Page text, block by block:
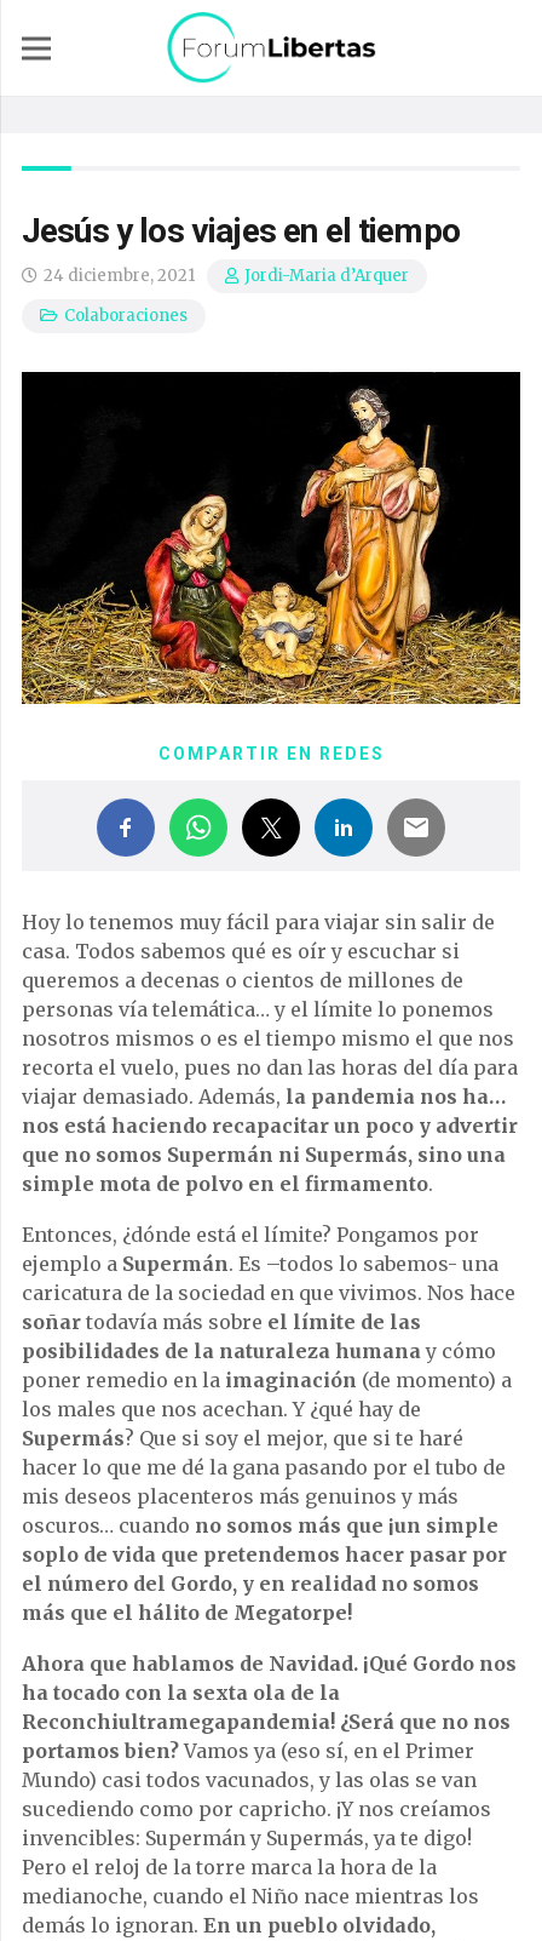
Jesús y los viajes en el tiempo
24 diciembre, 2021
Jordi-Maria d’Arquer
Colaboraciones
COMPARTIR EN REDES
Hoy lo tenemos muy fácil para viajar sin salir de
casa. Todos sabemos qué es oír y escuchar si
queremos a decenas o cientos de millones de
personas vía telemática… y el límite lo ponemos
nosotros mismos o es el tiempo mismo el que nos
recorta el vuelo, pues no dan las horas del día para
viajar demasiado. Además, la pandemia nos ha…
nos está haciendo recapacitar un poco y advertir
que no somos Supermán ni Supermás, sino una
simple mota de polvo en el firmamento.
Entonces, ¿dónde está el límite? Pongamos por
ejemplo a Supermán. Es –todos lo sabemos- una
caricatura de la sociedad en que vivimos. Nos hace
soñar todavía más sobre el límite de las
posibilidades de la naturaleza humanay cómo
poner remedio en la imaginación (de momento) a
los males que nos acechan. Y ¿qué hay de
Supermás? Que si soy el mejor, que si te haré
hacer lo que me dé la gana pasando por el tubo de
mis deseos placenteros más genuinos y más
oscuros… cuando no somos más que ¡un simple
soplo de vida que pretendemos hacer pasar por
el número del Gordo, y en realidad no somos
más que el hálito de Megatorpe!
Ahora que hablamos de Navidad. ¡Qué Gordo nos
ha tocado con la sexta ola de la
Reconchiultramegapandemia! ¿Será que no nos
portamos bien?Vamos ya (eso sí, en el Primer
Mundo) casi todos vacunados, y las olas se van
sucediendo como por capricho. ¡Y nos creíamos
invencibles: Supermán y Supermás, ya te digo!
Pero el reloj de la torre marca la hora de la
medianoche, cuando el Niño nace mientras los
demás lo ignoran. En un pueblo olvidado,